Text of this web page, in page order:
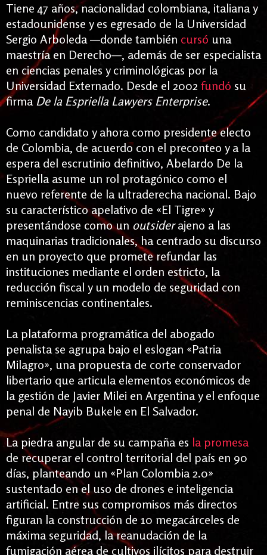
Tiene 47 años, nacionalidad colombiana, italiana y
estadounidense y es egresado de la Universidad
Sergio Arboleda —donde también cursó una
maestría en Derecho—, además de ser especialista
en ciencias penales y criminológicas por la
Universidad Externado. Desde el 2002 fundó su
firma De la Espriella Lawyers Enterprise.
Como candidato y ahora como presidente electo
de Colombia, de acuerdo con el preconteo y a la
espera del escrutinio definitivo, Abelardo De la
Espriella asume un rol protagónico como el
nuevo referente de la ultraderecha nacional. Bajo
su característico apelativo de «El Tigre» y
presentándose como un outsiderajeno a las
maquinarias tradicionales, ha centrado su discurso
en un proyecto que promete refundar las
instituciones mediante el orden estricto, la
reducción fiscal y un modelo de seguridad con
reminiscencias continentales.
La plataforma programática del abogado
penalista se agrupa bajo el eslogan «Patria
Milagro», una propuesta de corte conservador
libertario que articula elementos económicos de
la gestión de Javier Milei en Argentina y el enfoque
penal de Nayib Bukele en El Salvador.
La piedra angular de su campaña es la promesa
de recuperar el control territorial del país en 90
días, planteando un «Plan Colombia 2.0»
sustentado en el uso de drones e inteligencia
artificial. Entre sus compromisos más directos
figuran la construcción de 10 megacárceles de
máxima seguridad, la reanudación de la
fumigación aérea de cultivos ilícitos para destruir